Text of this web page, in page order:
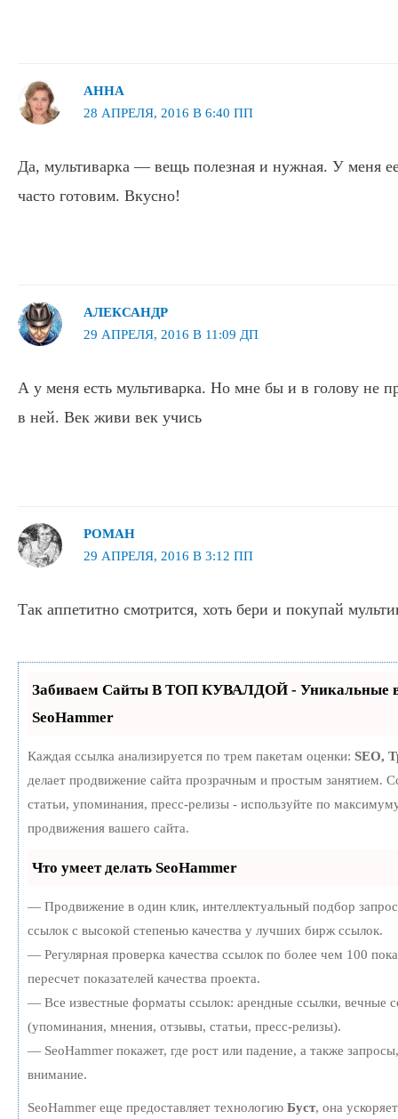
АННА
28 АПРЕЛЯ, 2016 В 6:40 ПП
Да, мультиварка — вещь полезная и нужная. У меня
часто готовим. Вкусно!
АЛЕКСАНДР
29 АПРЕЛЯ, 2016 В 11:09 ДП
А у меня есть мультиварка. Но мне бы и в голову не
в ней. Век живи век учись
РОМАН
29 АПРЕЛЯ, 2016 В 3:12 ПП
Так аппетитно смотрится, хоть бери и покупай
Забиваем Сайты В ТОП КУВАЛДОЙ - Уникальные
SeoHammer
Каждая ссылка анализируется по трем пакетам оценки: SEO,
делает продвижение сайта прозрачным и простым занятием.
статьи, упоминания, пресс-релизы - используйте по
продвижения вашего сайта.
Что умеет делать SeoHammer
— Продвижение в один клик, интеллектуальный подбор
ссылок с высокой степенью качества у лучших бирж ссылок.
— Регулярная проверка качества ссылок по более чем 100
пересчет показателей качества проекта.
— Все известные форматы ссылок: арендные ссылки, вечные
(упоминания, мнения, отзывы, статьи, пресс-релизы).
— SeoHammer покажет, где рост или падение, а также
внимание.
SeoHammer еще предоставляет технологию Буст, она